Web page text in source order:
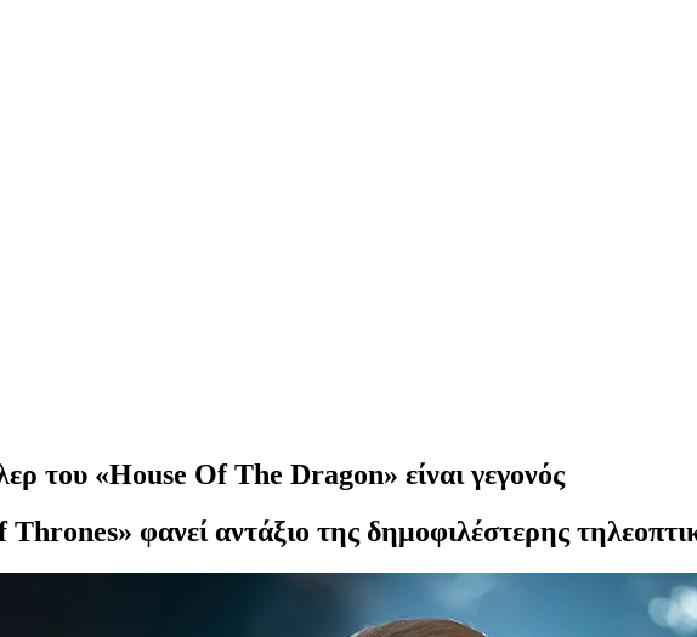
του «House Of The Dragon» είναι γεγονός
φανεί αντάξιο της δημοφιλέστερης